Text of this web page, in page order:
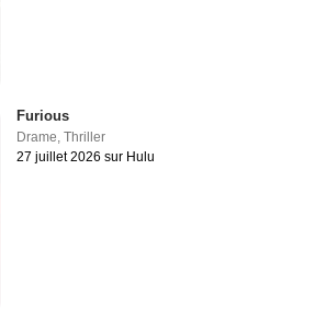
Furious
Drame ,Thriller
27 juillet 2026 sur Hulu